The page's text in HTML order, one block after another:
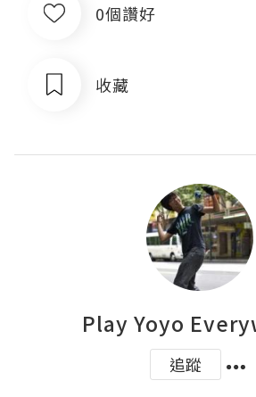
0個讚好
收藏
Play Yoyo
追蹤